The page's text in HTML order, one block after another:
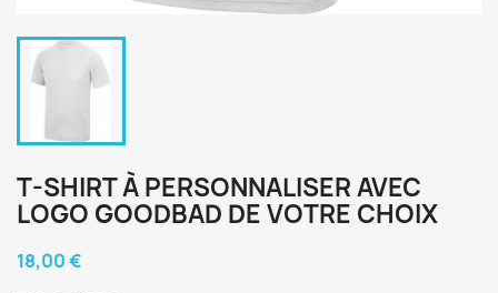
T-SHIRT À PERSONNALISER AVEC
LOGO GOODBAD DE VOTRE CHOIX
18,00 €